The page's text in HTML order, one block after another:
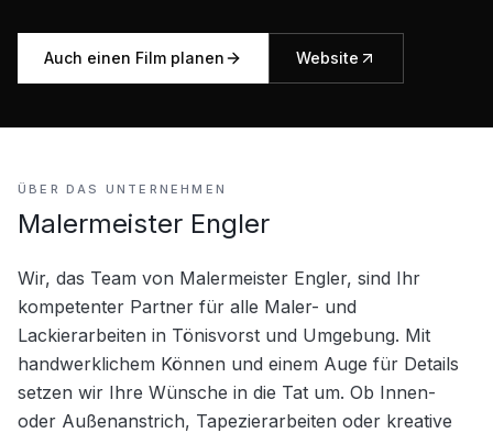
Auch einen Film planen Website
ÜBER DAS UNTERNEHMEN
Malermeister Engler
Wir, das Team von Malermeister Engler, sind Ihr
kompetenter Partner für alle Maler- und
Lackierarbeiten in Tönisvorst und Umgebung. Mit
handwerklichem Können und einem Auge für Details
setzen wir Ihre Wünsche in die Tat um. Ob Innen-
oder Außenanstrich, Tapezierarbeiten oder kreative